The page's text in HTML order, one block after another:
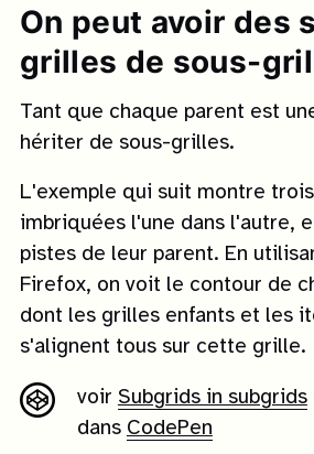
On peut avoir des
grilles de sous-
Tant que chaque parent est
hériter de sous-grilles.
L'exemple qui suit montre
imbriquées l'une dans l'autre,
pistes de leur parent. En
Firefox, on voit le contour de
dont les grilles enfants et les
s'alignent tous sur cette grille.
voir Subgrids in subgrids
dans CodePen